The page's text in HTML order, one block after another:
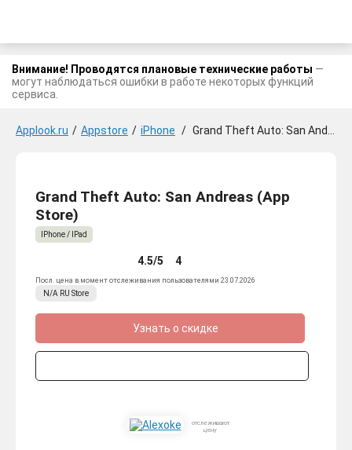
Внимание! Проводятся плановые технические работы —
могут наблюдаться ошибки в работе некоторых функций
сервиса.
Applook.ru / Appstore / iPhone / Grand Theft Auto: San Andreas
Grand Theft Auto: San Andreas (App
Store)
IPhone / IPad
4.5/5 4
Посл. цена в момент отслеживания пользователями 23.07.2026
N/A RU Store
Узнать о скидке
отслеживают
цену